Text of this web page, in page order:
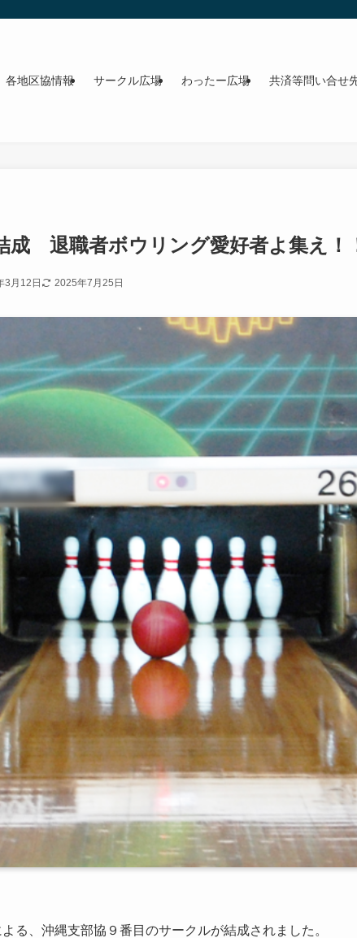
各地区協情報 サークル広場 わったー広場 共済等問い合せ
成 退職者ボウリング愛好者よ集え！
3月12日 2025年7月25日
る、沖縄支部協９番目のサークルが結成されました。